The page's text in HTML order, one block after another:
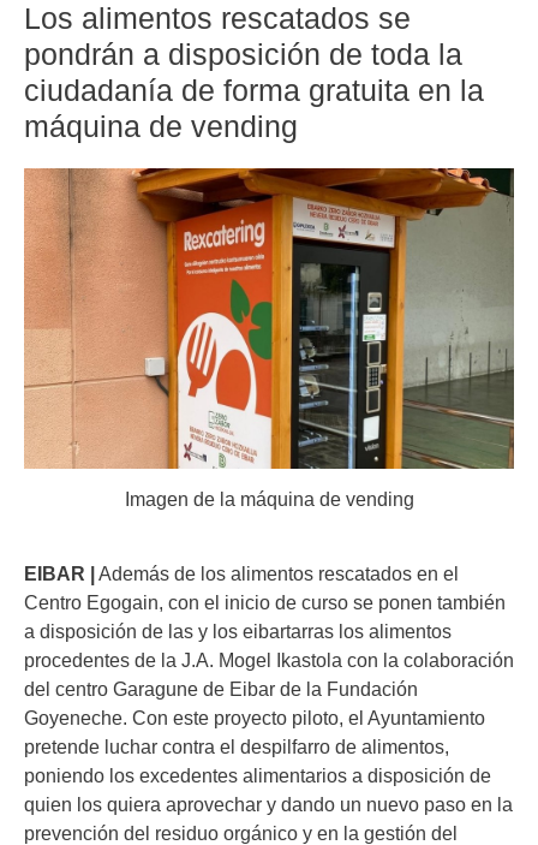
Los alimentos rescatados se
pondrán a disposición de toda la
ciudadanía de forma gratuita en la
máquina de vending
Imagen de la máquina de vending
EIBAR |Además de los alimentos rescatados en el
Centro Egogain, con el inicio de curso se ponen también
a disposición de las y los eibartarras los alimentos
procedentes de la J.A. Mogel Ikastola con la colaboración
del centro Garagune de Eibar de la Fundación
Goyeneche. Con este proyecto piloto, el Ayuntamiento
pretende luchar contra el despilfarro de alimentos,
poniendo los excedentes alimentarios a disposición de
quien los quiera aprovechar y dando un nuevo paso en la
prevención del residuo orgánico y en la gestión del